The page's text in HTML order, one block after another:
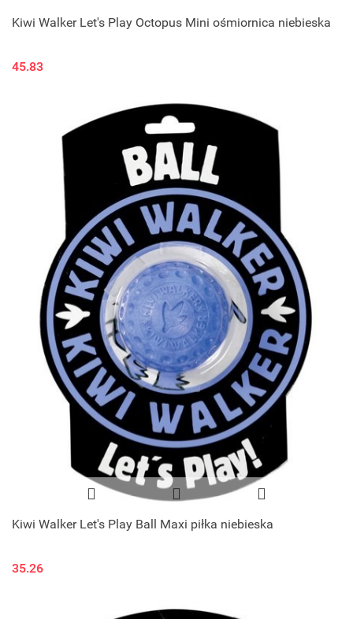
Kiwi Walker Let's Play Octopus Mini ośmiornica niebieska
45.83
Kiwi Walker Let's Play Ball Maxi piłka niebieska
35.26